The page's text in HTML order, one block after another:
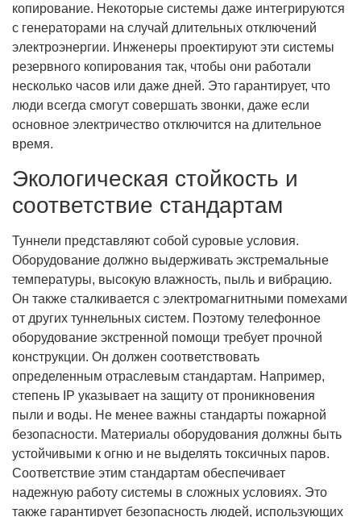
копирование. Некоторые системы даже интегрируются
с генераторами на случай длительных отключений
электроэнергии. Инженеры проектируют эти системы
резервного копирования так, чтобы они работали
несколько часов или даже дней. Это гарантирует, что
люди всегда смогут совершать звонки, даже если
основное электричество отключится на длительное
время.
Экологическая стойкость и
соответствие стандартам
Туннели представляют собой суровые условия.
Оборудование должно выдерживать экстремальные
температуры, высокую влажность, пыль и вибрацию.
Он также сталкивается с электромагнитными помехами
от других туннельных систем. Поэтому телефонное
оборудование экстренной помощи требует прочной
конструкции. Он должен соответствовать
определенным отраслевым стандартам. Например,
степень IP указывает на защиту от проникновения
пыли и воды. Не менее важны стандарты пожарной
безопасности. Материалы оборудования должны быть
устойчивыми к огню и не выделять токсичных паров.
Соответствие этим стандартам обеспечивает
надежную работу системы в сложных условиях. Это
также гарантирует безопасность людей, использующих